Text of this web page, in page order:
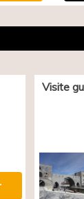
Visite